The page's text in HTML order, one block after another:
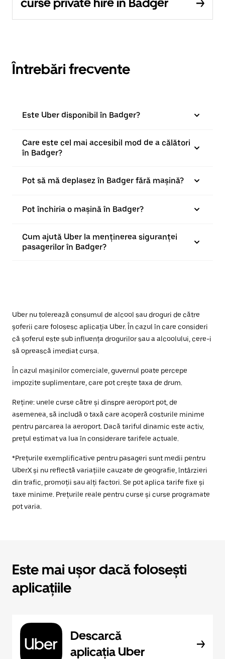
Întrebări frecvente
Este Uber disponibil în Badger?
Care este cel mai accesibil mod de a călători
în Badger?
Pot să mă deplasez în Badger fără mașină?
Pot închiria o mașină în Badger?
Cum ajută Uber la menținerea siguranței
pasagerilor în Badger?
Uber nu tolerează consumul de alcool sau droguri de către
șoferii care folosesc aplicația Uber. În cazul în care consideri
că șoferul este sub influența drogurilor sau a alcoolului, cere-i
să oprească imediat cursa.
În cazul mașinilor comerciale, guvernul poate percepe
impozite suplimentare, care pot crește taxa de drum.
Reține: unele curse către și dinspre aeroport pot, de
asemenea, să includă o taxă care acoperă costurile minime
pentru parcarea la aeroport. Dacă tariful dinamic este activ,
prețul estimat va lua în considerare tarifele actuale.
*Prețurile exemplificative pentru pasageri sunt medii pentru
UberX și nu reflectă variațiile cauzate de geografie, întârzieri
din trafic, promoții sau alți factori. Se pot aplica tarife fixe și
taxe minime. Prețurile reale pentru curse și curse programate
pot varia.
Este mai ușor dacă folosești
aplicațiile
Descarcă
aplicația Uber